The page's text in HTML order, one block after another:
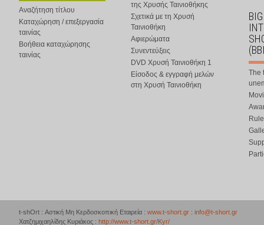
Αναζήτηση τίτλου
Καταχώρηση / επεξεργασία
ταινίας
Βοήθεια καταχώρησης
ταινίας
της Χρυσής Ταινιοθήκης
Σχετικά με τη Χρυσή
Ταινιοθήκη
Αφιερώματα
Συνεντεύξεις
DVD Χρυσή Ταινιοθήκη 1
Είσοδος & εγγραφή μελών
στη Χρυσή Ταινιοθήκη
The
t-shOrt : Αστική Μη Κερδοσκοπική Εταιρεία : www.t-short.gr : info@t-short.gr
Χατζημιχαηλίδης Κυριάκος : http://www.t-short.gr/Kyr/